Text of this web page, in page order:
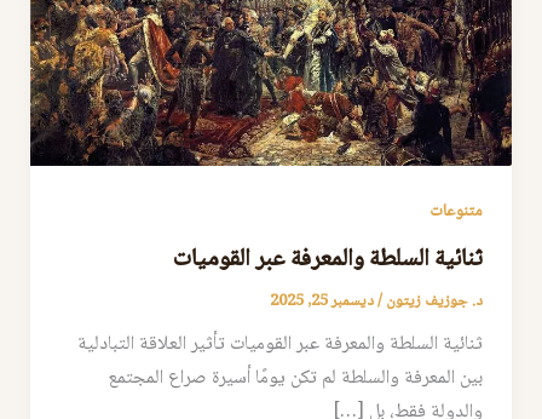
متنوعات
ثنائية السلطة والمعرفة عبر القوميات
د. جوزيف زيتون/ديسمبر 25, 2025
ثنائية السلطة والمعرفة عبر القوميات تأثير العلاقة التبادلية
بين المعرفة والسلطة لم تكن يومًا أسيرة صراع المجتمع
والدولة فقط، بل […]